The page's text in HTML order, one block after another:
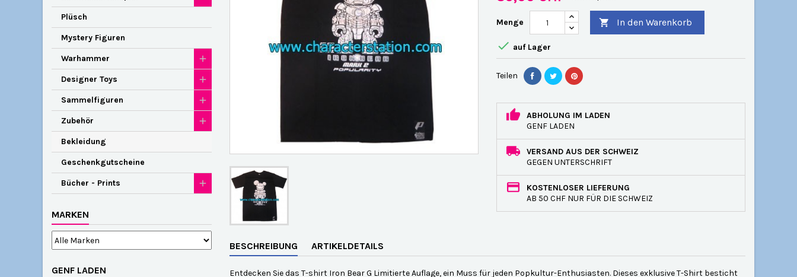
Plüsch
Mystery Figuren
Warhammer
Designer Toys
Sammelfiguren
Zubehör
Bekleidung
Geschenkgutscheine
Bücher - Prints
MARKEN
GENF LADEN
Menge  In den Warenkorb
 auf Lager
Teilen
ABHOLUNG IM LADEN
GENF LADEN
VERSAND AUS DER SCHWEIZ
GEGEN UNTERSCHRIFT
KOSTENLOSER LIEFERUNG
AB 50 CHF NUR FÜR DIE SCHWEIZ
BESCHREIBUNG ARTIKELDETAILS
Entdecken Sie das T-shirt Iron Bear G Limitierte Auflage, ein Muss für jeden Popkultur-Enthusiasten. Dieses exklusive T-Shirt besticht